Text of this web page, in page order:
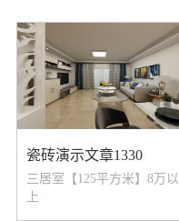
法恩莎
瓷砖演示文章1330
三居室【125平方米】8万以
上